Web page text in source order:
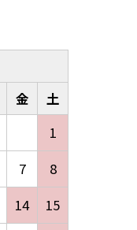
金
土
1
7
8
14
15